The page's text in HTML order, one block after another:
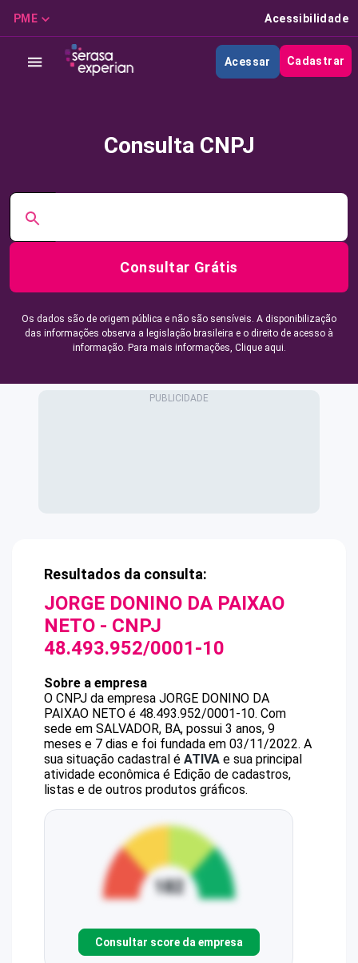
PME Acessibilidade
Acessar Cadastrar
Consulta CNPJ
Consultar Grátis
Os dados são de origem pública e não são sensíveis. A disponibilização
das informações observa a legislação brasileira e o direito de acesso à
informação. Para mais informações, Clique aqui.
Resultados da consulta:
JORGE DONINO DA PAIXAO
NETO - CNPJ
48.493.952/0001-10
Sobre a empresa
O CNPJ da empresa JORGE DONINO DA
PAIXAO NETO é 48.493.952/0001-10. Com
sede em SALVADOR, BA, possui 3 anos, 9
meses e 7 dias e foi fundada em 03/11/2022. A
sua situação cadastral é ATIVA e sua principal
atividade econômica é Edição de cadastros,
listas e de outros produtos gráficos.
Consultar score da empresa